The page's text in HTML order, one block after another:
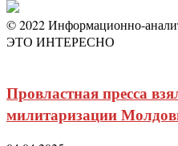
© 2022 Информационно-
ЭТО ИНТЕРЕСНО
Провластная пресса
милитаризации